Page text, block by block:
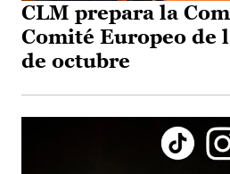
CLM prepara la
Comité Europeo de
de octubre